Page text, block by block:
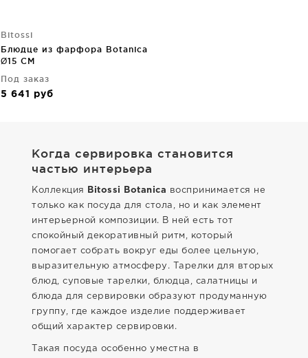
Bitossi
Блюдце из фарфора Botanica
Ø15 CM
Под заказ
5 641 руб
Когда сервировка становится
частью интерьера
Коллекция Bitossi Botanica воспринимается не
только как посуда для стола, но и как элемент
интерьерной композиции. В ней есть тот
спокойный декоративный ритм, который
помогает собрать вокруг еды более цельную,
выразительную атмосферу. Тарелки для вторых
блюд, суповые тарелки, блюдца, салатницы и
блюда для сервировки образуют продуманную
группу, где каждое изделие поддерживает
общий характер сервировки.
Такая посуда особенно уместна в